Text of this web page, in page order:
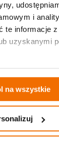
i
te informacje
uzyskanymi
na wszystkie
lub
/
sygnały
najbardziej
które
jak łatwo
się